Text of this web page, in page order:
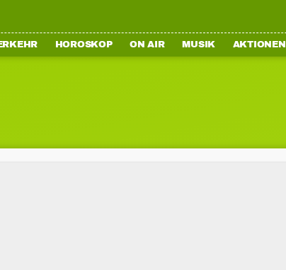
HOROSKOP ON AIR MUSIK AKTIONEN